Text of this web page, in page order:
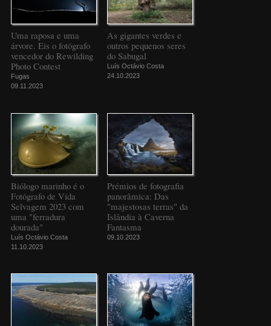
Uma raposa e uma
árvore. Eis o fotógrafo
vencedor do Rewilding
Photo Contest
Fugas
09.11.2023
As gigantes verdes e
outros pequenos seres
do Sabugal
Luís Octávio Costa
24.10.2023
Biólogo marinho é o
Fotógrafo de Vida
Selvagem 2023 com
uma "ferradura
dourada"
Luís Octávio Costa
11.10.2023
Prémios de fotografia
panorâmica: Das
"majestosas terras" da
Islândia à Caverna
Fantasma
09.10.2023